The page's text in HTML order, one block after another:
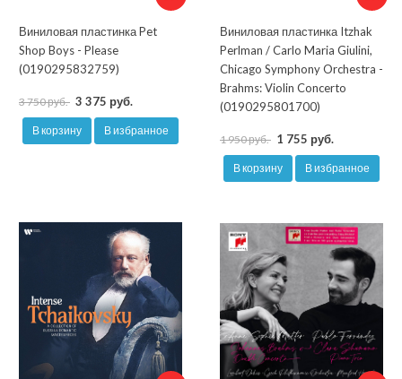
Виниловая пластинка Pet
Shop Boys - Please
(0190295832759)
3 750 руб. 3 375 руб.
В корзину В избранное
Виниловая пластинка Itzhak
Perlman / Carlo Maria Giulini,
Chicago Symphony Orchestra -
Brahms: Violin Concerto
(0190295801700)
1 950 руб. 1 755 руб.
В корзину В избранное